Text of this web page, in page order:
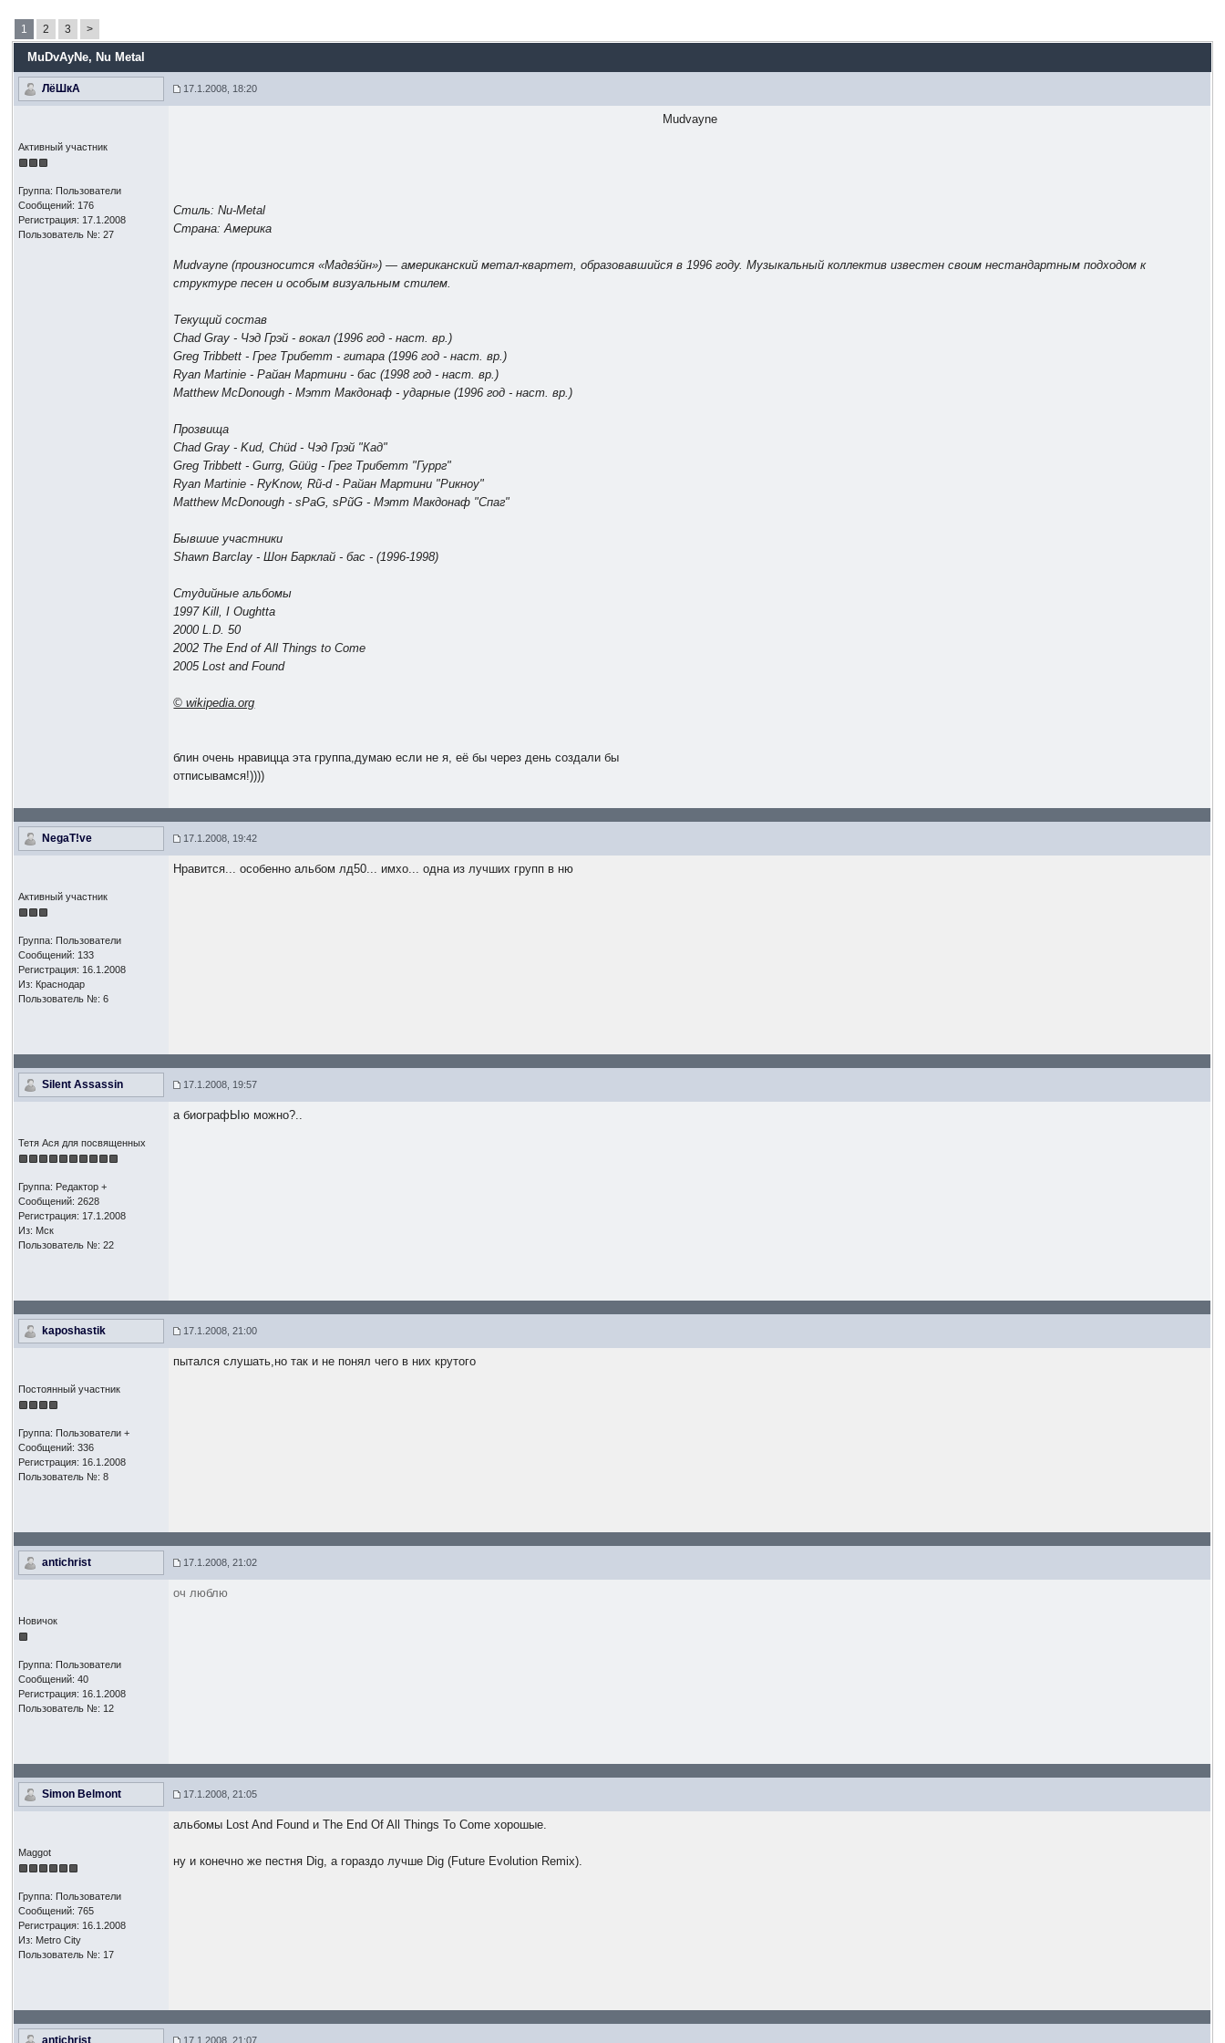
1 2 3 >
MuDvAyNe, Nu Metal
ЛёШкА 17.1.2008, 18:20
Активный участник
Группа: Пользователи
Сообщений: 176
Регистрация: 17.1.2008
Пользователь №: 27
Mudvayne
Стиль: Nu-Metal
Страна: Америка
Mudvayne (произносится «Мадвэ́йн») — американский метал-квартет, образовавшийся в 1996 году. Музыкальный коллектив известен своим нестандартным подходом к
структуре песен и особым визуальным стилем.
Текущий состав
Chad Gray - Чэд Грэй - вокал (1996 год - наст. вр.)
Greg Tribbett - Грег Трибетт - гитара (1996 год - наст. вр.)
Ryan Martinie - Райан Мартини - бас (1998 год - наст. вр.)
Matthew McDonough - Мэтт Макдонаф - ударные (1996 год - наст. вр.)
Прозвища
Chad Gray - Kud, Chüd - Чэд Грэй "Кад"
Greg Tribbett - Gurrg, Güüg - Грег Трибетт "Гуррг"
Ryan Martinie - RyKnow, Rũ-d - Райан Мартини "Рикноу"
Matthew McDonough - sPaG, sPũG - Мэтт Макдонаф "Спаг"
Бывшие участники
Shawn Barclay - Шон Барклай - бас - (1996-1998)
Студийные альбомы
1997 Kill, I Oughtta
2000 L.D. 50
2002 The End of All Things to Come
2005 Lost and Found
© wikipedia.org
блин очень нравицца эта группа,думаю если не я, её бы через день создали бы
отписывамся!))))
NegaT!ve 17.1.2008, 19:42
Активный участник
Группа: Пользователи
Сообщений: 133
Регистрация: 16.1.2008
Из: Краснодар
Пользователь №: 6
Нравится... особенно альбом лд50... имхо... одна из лучших групп в ню
Silent Assassin 17.1.2008, 19:57
Тетя Ася для посвященных
Группа: Редактор +
Сообщений: 2628
Регистрация: 17.1.2008
Из: Мск
Пользователь №: 22
а биографЫю можно?..
kaposhastik 17.1.2008, 21:00
Постоянный участник
Группа: Пользователи +
Сообщений: 336
Регистрация: 16.1.2008
Пользователь №: 8
пытался слушать,но так и не понял чего в них крутого
antichrist 17.1.2008, 21:02
Новичок
Группа: Пользователи
Сообщений: 40
Регистрация: 16.1.2008
Пользователь №: 12
оч люблю
Simon Belmont 17.1.2008, 21:05
Maggot
Группа: Пользователи
Сообщений: 765
Регистрация: 16.1.2008
Из: Metro City
Пользователь №: 17
альбомы Lost And Found и The End Of All Things To Come хорошые.
ну и конечно же пестня Dig, а гораздо лучше Dig (Future Evolution Remix).
antichrist 17.1.2008, 21:07